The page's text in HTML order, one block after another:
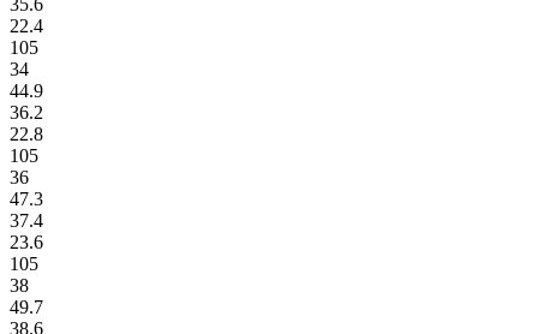
22.4
105
34
44.9
36.2
22.8
105
36
47.3
37.4
23.6
105
38
49.7
38.6